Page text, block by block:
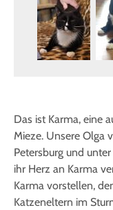
Das ist Karma, eine
Mieze. Unsere Olga
Petersburg und
ihr Herz an Karma
Karma vorstellen,
Katzeneltern im